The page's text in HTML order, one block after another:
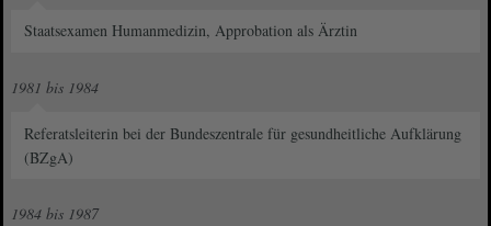
Staatsexamen Humanmedizin, Approbation als Ärztin
1981 bis 1984
Referatsleiterin bei der Bundeszentrale für gesundheitliche Aufklärung
(BZgA)
1984 bis 1987